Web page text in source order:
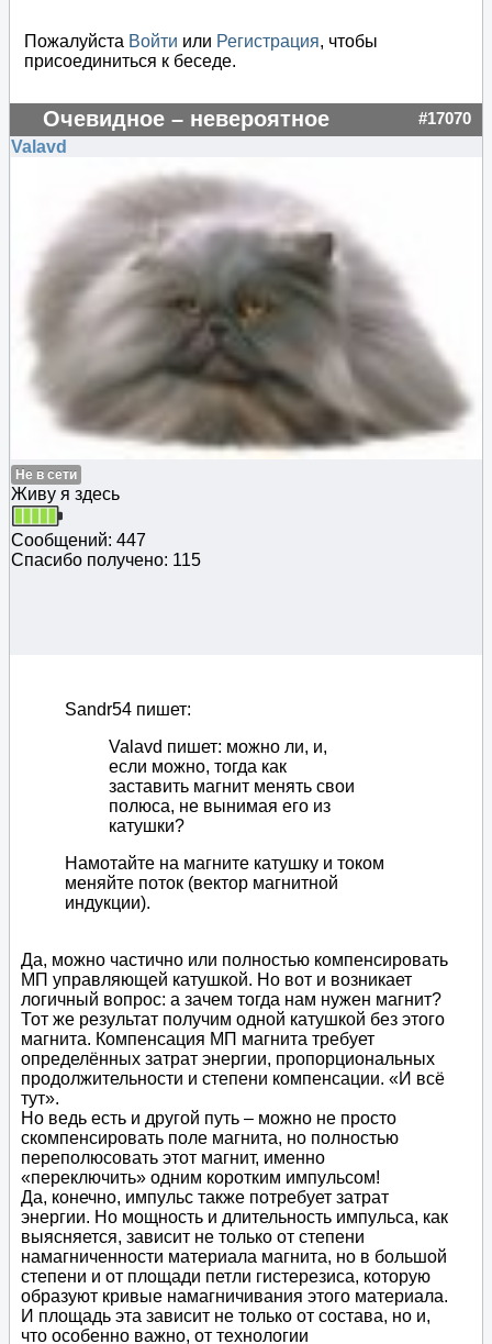
Пожалуйста Войти или Регистрация, чтобы
присоединиться к беседе.
Очевидное – невероятное #17070
Valavd
Не в сети
Живу я здесь
Сообщений: 447
Спасибо получено: 115
Sandr54 пишет:
Valavd пишет: можно ли, и,
если можно, тогда как
заставить магнит менять свои
полюса, не вынимая его из
катушки?
Намотайте на магните катушку и током
меняйте поток (вектор магнитной
индукции).
Да, можно частично или полностью компенсировать
МП управляющей катушкой. Но вот и возникает
логичный вопрос: а зачем тогда нам нужен магнит?
Тот же результат получим одной катушкой без этого
магнита. Компенсация МП магнита требует
определённых затрат энергии, пропорциональных
продолжительности и степени компенсации. «И всё
тут».
Но ведь есть и другой путь – можно не просто
скомпенсировать поле магнита, но полностью
переполюсовать этот магнит, именно
«переключить» одним коротким импульсом!
Да, конечно, импульс также потребует затрат
энергии. Но мощность и длительность импульса, как
выясняется, зависит не только от степени
намагниченности материала магнита, но в большой
степени и от площади петли гистерезиса, которую
образуют кривые намагничивания этого материала.
И площадь эта зависит не только от состава, но и,
что особенно важно, от технологии